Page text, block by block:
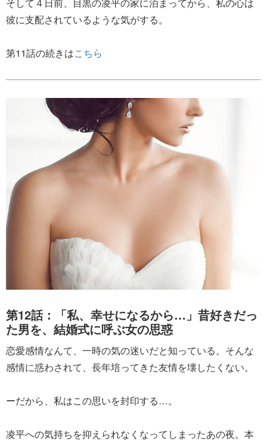
そして４日前、目黒の凌平の家に泊まってから、私の心は
彼に支配されているような気がする。
第11話の続きはこちら
第12話：「私、幸せになるから…」昔好きだっ
た男を、結婚式に呼ぶ女の思惑
恋愛感情なんて、一時の気の迷いだと知っている。そんな
感情に惑わされて、長年培ってきた友情を壊したくない。
ーだから、私はこの思いを封印する…。
凌平への気持ちを抑えられなくなってしまったあの夜。本